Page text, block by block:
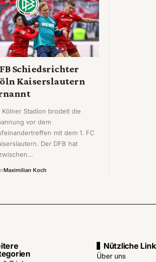
Schiedsrichter
Kaiserslautern
Kölner Stadion brodelt die
vor dem
mit dem 1. FC
Der DFB hat
Maximilian Koch
Nützliche
Über uns